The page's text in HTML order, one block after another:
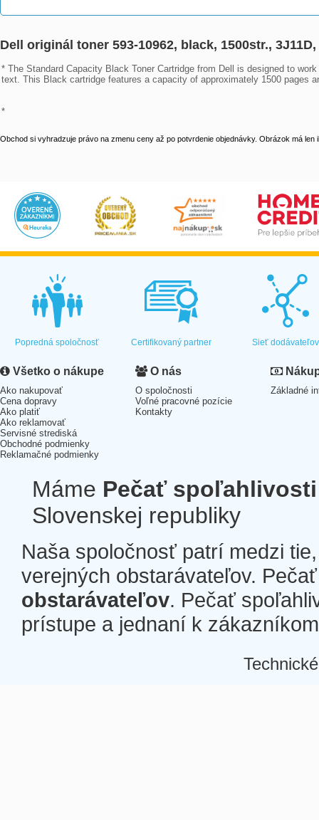
Dell originál toner 593-10962, black, 1500str., 3J11D,
* The Standard Capacity Black Toner Cartridge from Dell is designed to
text. This Black cartridge features a capacity of approximately 1500 pages
*
Obchod si vyhradzuje právo na zmenu ceny až po potvrdenie objednávky. Obrázok má len
Popredná spoločnosť Certifikovaný partner Sieť dodávateľov
Všetko o nákupe
Ako nakupovať
Cena dopravy
Ako platiť
Ako reklamovať
Servisné strediská
Obchodné podmienky
Reklamačné podmienky
O nás
O spoločnosti
Voľné pracovné pozície
Kontakty
Základné
Máme Pečať spoľahlivosti
Slovenskej republiky
Naša spoločnosť patrí medzi
verejných obstarávateľov.
obstarávateľov. Pečať
prístupe a jednaní k